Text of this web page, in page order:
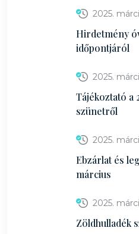
2025.
Hirdetmény
időpontjáról
2025.
Tájékoztató a
szünetről
2025.
Ebzárlat és
március
2025.
Zöldhulladék